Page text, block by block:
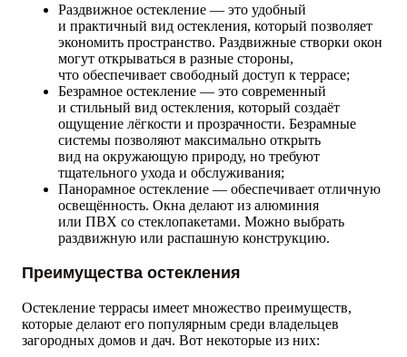
Раздвижное остекление — это удобный
и практичный вид остекления, который позволяет
экономить пространство. Раздвижные створки окон
могут открываться в разные стороны,
что обеспечивает свободный доступ к террасе;
Безрамное остекление — это современный
и стильный вид остекления, который создаёт
ощущение лёгкости и прозрачности. Безрамные
системы позволяют максимально открыть
вид на окружающую природу, но требуют
тщательного ухода и обслуживания;
Панорамное остекление — обеспечивает отличную
освещённость. Окна делают из алюминия
или ПВХ со стеклопакетами. Можно выбрать
раздвижную или распашную конструкцию.
Преимущества остекления
Остекление террасы имеет множество преимуществ,
которые делают его популярным среди владельцев
загородных домов и дач. Вот некоторые из них: